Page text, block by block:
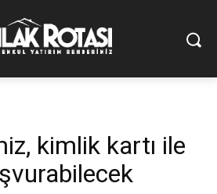
kimlik kartı ile